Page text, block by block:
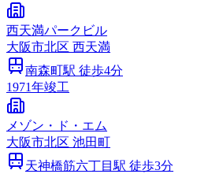
西天満パークビル
大阪市北区 西天満
南森町駅 徒歩4分
1971年竣工
メゾン・ド・エム
大阪市北区 池田町
天神橋筋六丁目 駅 徒歩3分